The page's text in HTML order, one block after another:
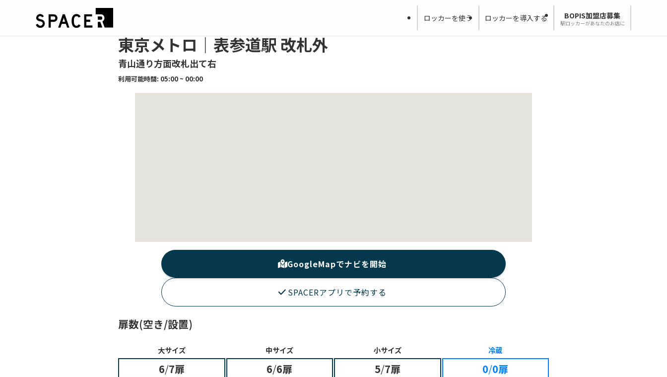
ロッカーを使う ロッカーを導入する BOPIS加盟店募集
駅ロッカーがあなたのお店に
東京メトロ｜表参道駅 改札外
青山通り方面改札出て右
利用可能時間: 05:00 ~ 00:00
GoogleMapでナビを開始
SPACERアプリで予約する
扉数(空き/設置)
大サイズ 中サイズ 小サイズ 冷蔵
6/7扉 6/6扉 5/7扉 0/0扉